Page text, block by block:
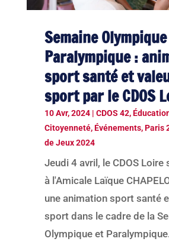
Semaine
Paralympique :
sport santé et
sport par le CDOS
10 Avr, 2024| CDOS 42,
Citoyenneté,Événements,Paris
de Jeux 2024
Jeudi 4 avril, le CDOS Loire
à l'Amicale Laïque
une animation sport santé
sport dans le cadre de la
Olympique et